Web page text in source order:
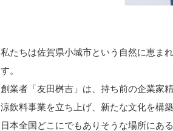
私たちは佐賀県小城市という自然に恵ま
す。
創業者「友田桝吉」は、持ち前の企業家
涼飲料事業を立ち上げ、新たな文化を構
日本全国どこにでもありそうな場所にあ